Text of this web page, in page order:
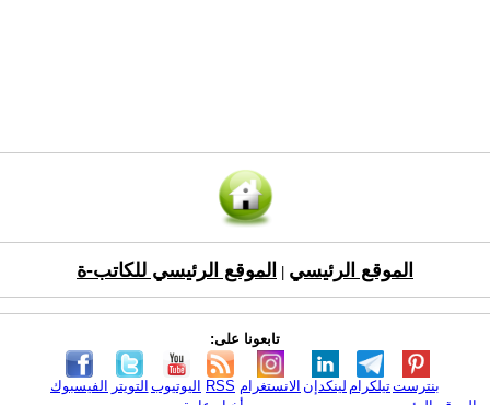
الموقع الرئيسي الموقع الرئيسي للكاتب-ة
تابعونا على:
الفيسبوك التويتر اليوتيوب RSS الانستغرام لينكدإن تيلكرامبنترست